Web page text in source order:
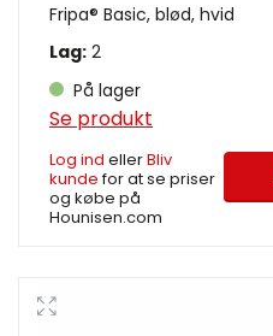
Fripa® Basic, blød, hvid
Lag: 2
På lager
Se produkt
Log ind ellerBliv
kundefor at se priser
og købe på
Hounisen.com